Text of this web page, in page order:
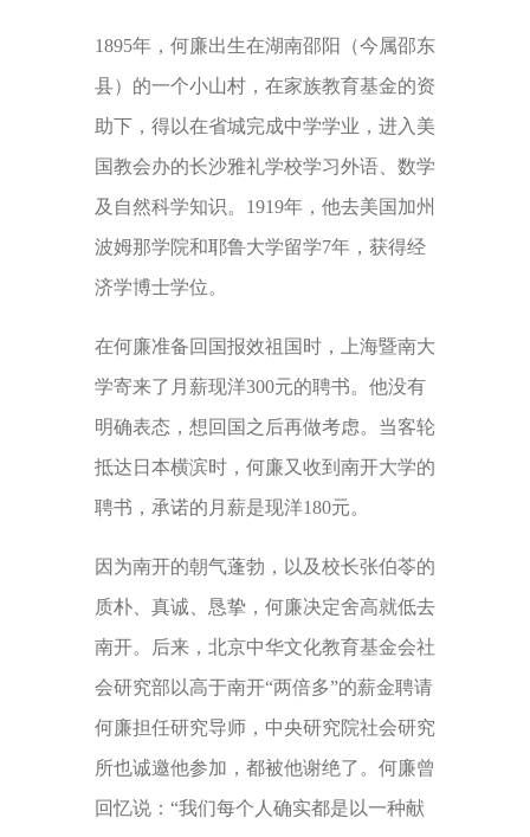
1895年，何廉出生在湖南邵阳（今属邵东
县）的一个小山村，在家族教育基金的资
助下，得以在省城完成中学学业，进入美
国教会办的长沙雅礼学校学习外语、数学
及自然科学知识。1919年，他去美国加州
波姆那学院和耶鲁大学留学7年，获得经
济学博士学位。
在何廉准备回国报效祖国时，上海暨南大
学寄来了月薪现洋300元的聘书。他没有
明确表态，想回国之后再做考虑。当客轮
抵达日本横滨时，何廉又收到南开大学的
聘书，承诺的月薪是现洋180元。
因为南开的朝气蓬勃，以及校长张伯苓的
质朴、真诚、恳挚，何廉决定舍高就低去
南开。后来，北京中华文化教育基金会社
会研究部以高于南开“两倍多”的薪金聘请
何廉担任研究导师，中央研究院社会研究
所也诚邀他参加，都被他谢绝了。何廉曾
回忆说：“我们每个人确实都是以一种献